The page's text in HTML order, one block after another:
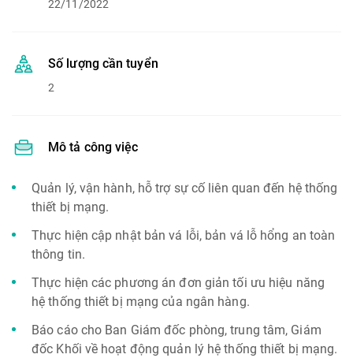
22/11/2022
Số lượng cần tuyển
2
Mô tả công việc
Quản lý, vận hành, hỗ trợ sự cố liên quan đến hệ thống
thiết bị mạng.
Thực hiện cập nhật bản vá lỗi, bản vá lỗ hổng an toàn
thông tin.
Thực hiện các phương án đơn giản tối ưu hiệu năng
hệ thống thiết bị mạng của ngân hàng.
Báo cáo cho Ban Giám đốc phòng, trung tâm, Giám
đốc Khối về hoạt động quản lý hệ thống thiết bị mạng.